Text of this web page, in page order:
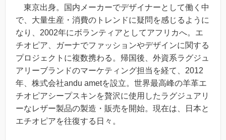
東京出身。国内メーカーでデザイナーとして働く中
で、大量生産・消費のトレンドに疑問を感じるように
なり、2002年にボランティアとしてアフリカへ。エ
チオピア、ガーナでファッションやデザインに関する
プロジェクトに複数携わる。帰国後、外資系ラグジュ
アリーブランドのマーケティング担当を経て、2012
年、株式会社andu ametを設立。世界最高峰の羊革エ
チオピアシープスキンを贅沢に使用したラグジュアリ
ーなレザー製品の製造・販売を開始。現在は、日本と
エチオピアを往復する日々。